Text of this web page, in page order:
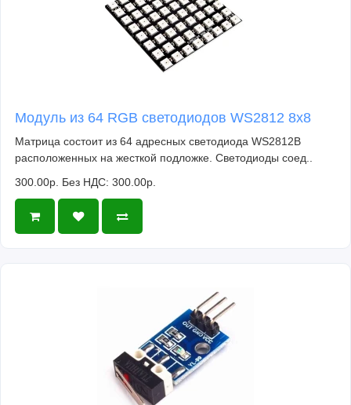
Модуль из 64 RGB светодиодов WS2812 8x8
Матрица состоит из 64 адресных светодиода WS2812B
расположенных на жесткой подложке. Светодиоды соед..
300.00р. Без НДС: 300.00р.